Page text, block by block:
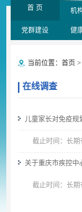
首 页 机
党群建设 健
当前位置： 首页 >
在线调查
儿童家长对免疫规
截止时间：长期
关于重庆市疾控中
截止时间：长期